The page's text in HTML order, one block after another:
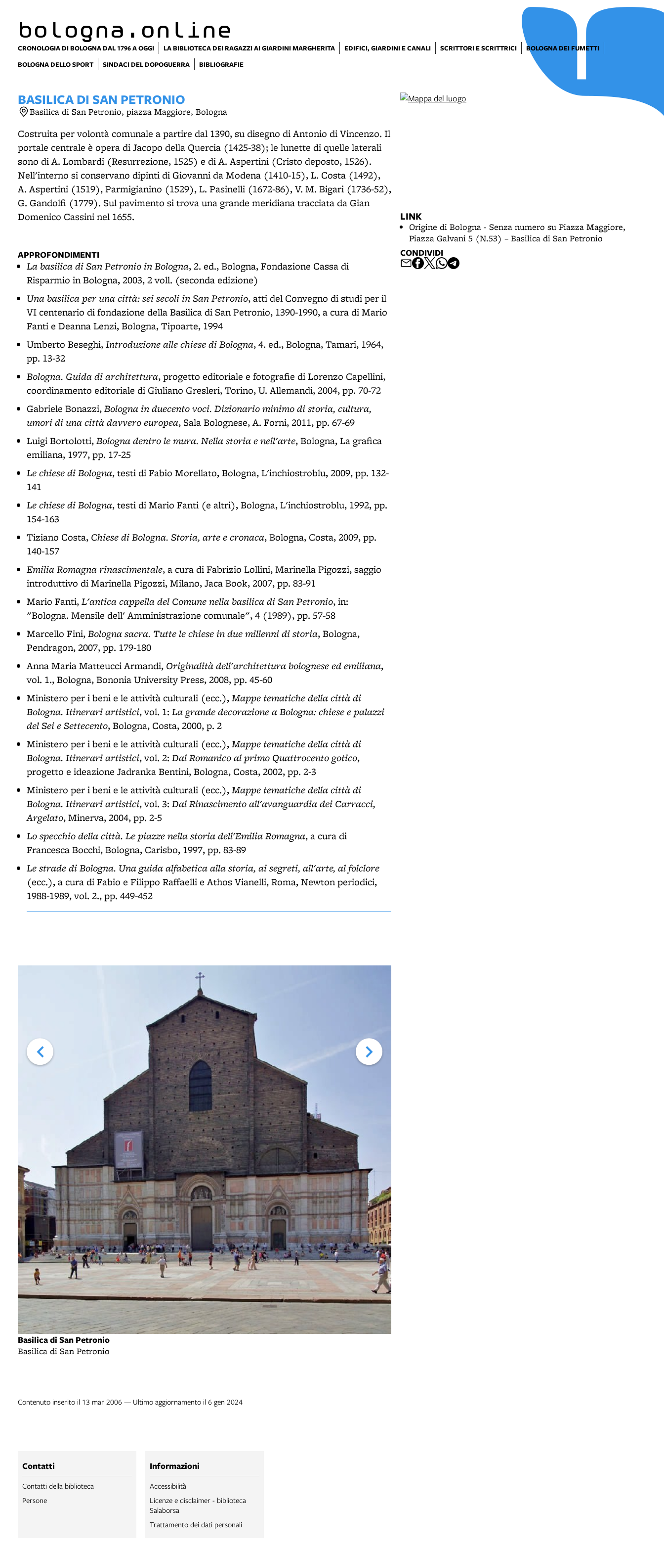
bologna.online
CRONOLOGIA DI BOLOGNA DAL 1796 A OGGI LA BIBLIOTECA DEI RAGAZZI AI GIARDINI MARGHERITA EDIFICI, GIARDINI E CANALI SCRITTORI E SCRITTRICI
BOLOGNA DEI FUMETTI
BOLOGNA DELLO SPORT
SINDACI DEL DOPOGUERRA BIBLIOGRAFIE
BASILICA DI SAN PETRONIO
Basilica di San Petronio, piazza Maggiore, Bologna
Costruita per volontà comunale a partire dal 1390, su disegno di Antonio di Vincenzo. Il
portale centrale è opera di Jacopo della Quercia (1425-38); le lunette di quelle laterali
sono di A. Lombardi (Resurrezione, 1525) e di A. Aspertini (Cristo deposto, 1526).
Nell'interno si conservano dipinti di Giovanni da Modena (1410-15), L. Costa (1492),
A. Aspertini (1519), Parmigianino (1529), L. Pasinelli (1672-86), V. M. Bigari (1736-52),
G. Gandolfi (1779). Sul pavimento si trova una grande meridiana tracciata da Gian
Domenico Cassini nel 1655.
APPROFONDIMENTI
La basilica di San Petronio in Bologna, 2. ed., Bologna, Fondazione Cassa di
Risparmio in Bologna, 2003, 2 voll. (seconda edizione)
Una basilica per una città: sei secoli in San Petronio, atti del Convegno di studi per il
VI centenario di fondazione della Basilica di San Petronio, 1390-1990, a cura di Mario
Fanti e Deanna Lenzi, Bologna, Tipoarte, 1994
Umberto Beseghi,Introduzione alle chiese di Bologna, 4. ed., Bologna, Tamari, 1964,
pp. 13-32
Bologna. Guida di architettura, progetto editoriale e fotografie di Lorenzo Capellini,
coordinamento editoriale di Giuliano Gresleri, Torino, U. Allemandi, 2004, pp. 70-72
Gabriele Bonazzi,Bologna in duecento voci. Dizionario minimo di storia, cultura,
umori di una città davvero europea, Sala Bolognese, A. Forni, 2011, pp. 67-69
Luigi Bortolotti,Bologna dentro le mura. Nella storia e nell'arte, Bologna, La grafica
emiliana, 1977, pp. 17-25
Le chiese di Bologna, testi di Fabio Morellato, Bologna, L'inchiostroblu, 2009, pp. 132-
141
Le chiese di Bologna, testi di Mario Fanti (e altri), Bologna, L'inchiostroblu, 1992, pp.
154-163
Tiziano Costa, Chiese di Bologna. Storia, arte e cronaca, Bologna, Costa, 2009, pp.
140-157
Emilia Romagna rinascimentale, a cura di Fabrizio Lollini, Marinella Pigozzi, saggio
introduttivo di Marinella Pigozzi, Milano, Jaca Book, 2007, pp. 83-91
Mario Fanti,L'antica cappella del Comune nella basilica di San Petronio, in:
"Bologna. Mensile dell' Amministrazione comunale", 4 (1989), pp. 57-58
Marcello Fini,Bologna sacra. Tutte le chiese in due millenni di storia, Bologna,
Pendragon, 2007, pp. 179-180
Anna Maria Matteucci Armandi, Originalità dell'architettura bolognese ed emiliana,
vol. 1., Bologna, Bononia University Press, 2008, pp. 45-60
Ministero per i beni e le attività culturali (ecc.),Mappe tematiche della città di
Bologna. Itinerari artistici, vol. 1: La grande decorazione a Bologna: chiese e palazzi
del Sei e Settecento, Bologna, Costa, 2000, p. 2
Ministero per i beni e le attività culturali (ecc.),Mappe tematiche della città di
Bologna. Itinerari artistici, vol. 2: Dal Romanico al primo Quattrocento gotico,
progetto e ideazione Jadranka Bentini, Bologna, Costa, 2002, pp. 2-3
Ministero per i beni e le attività culturali (ecc.),Mappe tematiche della città di
Bologna. Itinerari artistici, vol. 3: Dal Rinascimento all'avanguardia dei Carracci,
Argelato, Minerva, 2004, pp. 2-5
Lo specchio della città. Le piazze nella storia dell'Emilia Romagna, a cura di
Francesca Bocchi, Bologna, Carisbo, 1997, pp. 83-89
Le strade di Bologna. Una guida alfabetica alla storia, ai segreti, all'arte, al folclore
(ecc.), a cura di Fabio e Filippo Raffaelli e Athos Vianelli, Roma, Newton periodici,
1988-1989, vol. 2., pp. 449-452
Basilica di San Petronio
Basilica di San Petronio
LINK
Origine di Bologna - Senza numero su Piazza Maggiore,
Piazza Galvani 5 (N.53) – Basilica di San Petronio
CONDIVIDI
Contenuto inserito il 13 mar 2006 — Ultimo aggiornamento il 6 gen 2024
Contatti
Contatti della biblioteca
Persone
Informazioni
Accessibilità
Licenze e disclaimer - biblioteca
Salaborsa
Trattamento dei dati personali